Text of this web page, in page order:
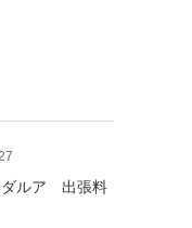
ダルア 出張料